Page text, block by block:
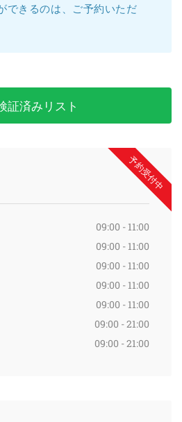
できるのは、ご予約いただ
証済みリスト
予約受付中
09:00 - 11:00
09:00 - 11:00
09:00 - 11:00
09:00 - 11:00
09:00 - 11:00
09:00 - 21:00
09:00 - 21:00